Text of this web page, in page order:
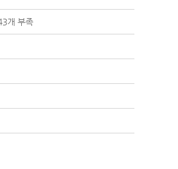
개 부족